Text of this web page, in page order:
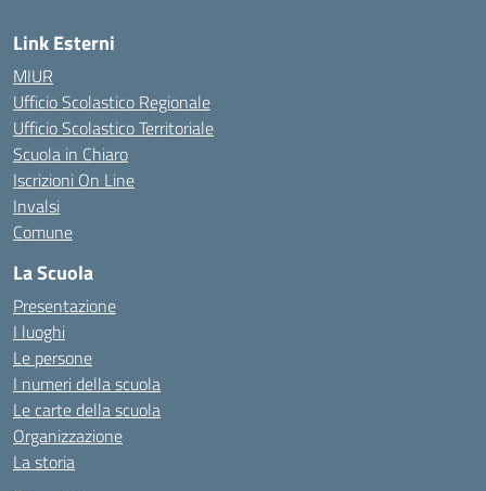
Link Esterni
MIUR
Ufficio Scolastico Regionale
Ufficio Scolastico Territoriale
Scuola in Chiaro
Iscrizioni On Line
Invalsi
Comune
La Scuola
Presentazione
I luoghi
Le persone
I numeri della scuola
Le carte della scuola
Organizzazione
La storia